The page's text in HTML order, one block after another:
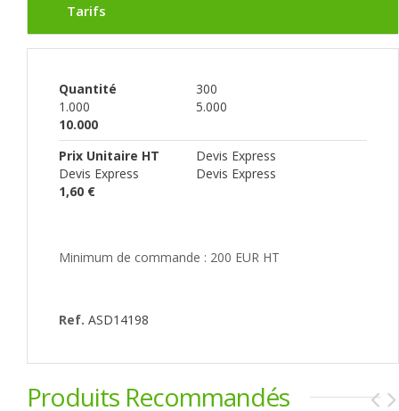
Tarifs
Quantité
300
1.000
5.000
10.000
Prix Unitaire HT
Devis Express
Devis Express
Devis Express
1,60 €
Minimum de commande : 200 EUR HT
Ref. ASD14198
Produits Recommandés